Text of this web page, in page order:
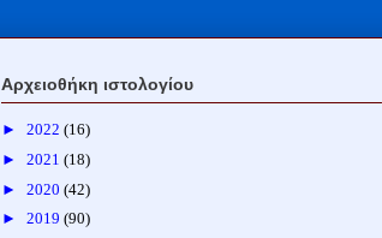
Αρχειοθήκη ιστολογίου
► 2022 (16)
► 2021 (18)
► 2020 (42)
► 2019 (90)